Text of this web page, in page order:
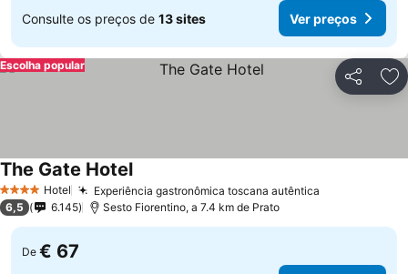
Consulte os preços de 13 sites Ver preços
Partilhar
Escolha popular
4 EstrelasHotel Experiência gastronômica toscana autêntica
The Gate Hotel
6,5 6.145 Sesto Fiorentino, a 7.4 km de Prato
De € 67